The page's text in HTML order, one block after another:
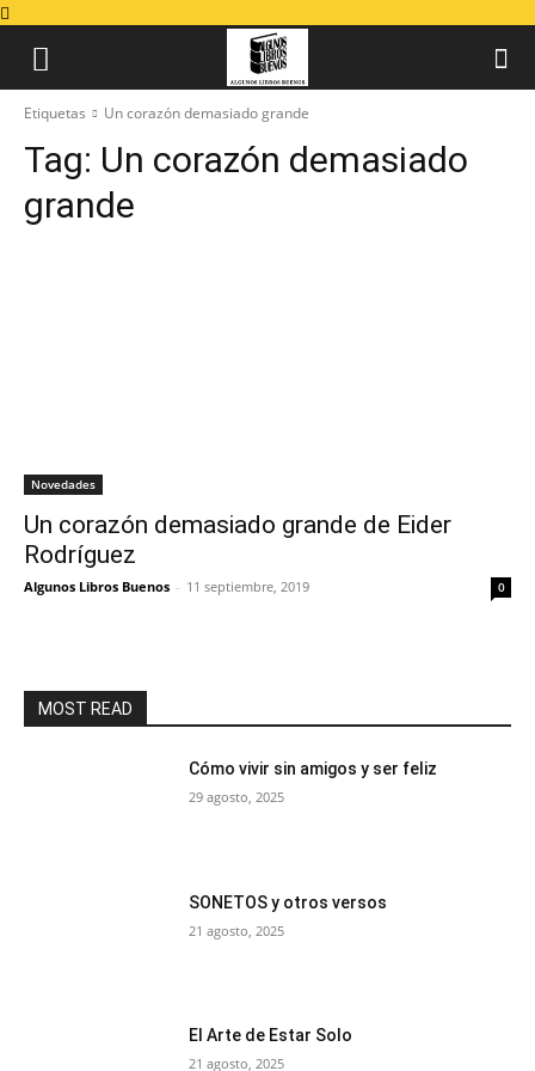
Etiquetas Un corazón demasiado grande
Tag: Un corazón demasiado
grande
Novedades
Un corazón demasiado grande de Eider
Rodríguez
Algunos Libros Buenos - 11 septiembre, 2019 0
MOST READ
Cómo vivir sin amigos y ser feliz
29 agosto, 2025
SONETOS y otros versos
21 agosto, 2025
El Arte de Estar Solo
21 agosto, 2025